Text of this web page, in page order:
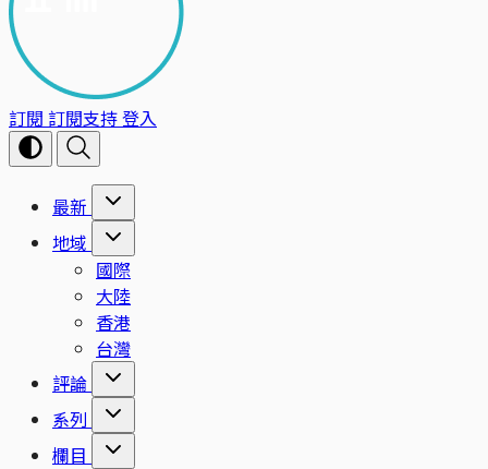
訂閱 訂閱支持登入
最新
地域
國際
大陸
香港
台灣
評論
系列
欄目